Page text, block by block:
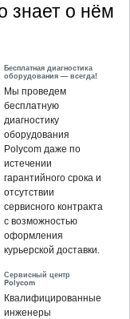
знает о нём
Бесплатная диагностика
оборудования — всегда!
Мы проведем
бесплатную
диагностику
оборудования
Polycom даже по
истечении
гарантийного срока и
отсутствии
сервисного контракта
с возможностью
оформления
курьерской доставки.
Сервисный центр
Polycom
Квалифицированные
инженеры